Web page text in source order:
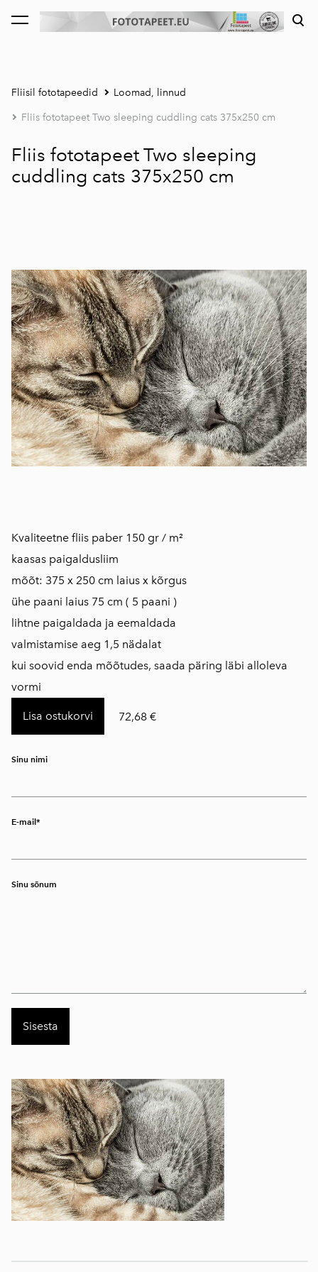
lisati ostukorvi. Vaata ostukorvi
Fliisil fototapeedid Loomad, linnud
Fliis fototapeet Two sleeping cuddling cats 375x250 cm
Fliis fototapeet Two sleeping
cuddling cats 375x250 cm
Kvaliteetne fliis paber 150 gr / m²
kaasas paigaldusliim
mõõt: 375 x 250 cm laius x kõrgus
ühe paani laius 75 cm ( 5 paani )
lihtne paigaldada ja eemaldada
valmistamise aeg 1,5 nädalat
kui soovid enda mõõtudes, saada päring läbi alloleva
vormi
Lisa ostukorvi 72,68 €
Sinu nimi
E-mail
Sinu sõnum